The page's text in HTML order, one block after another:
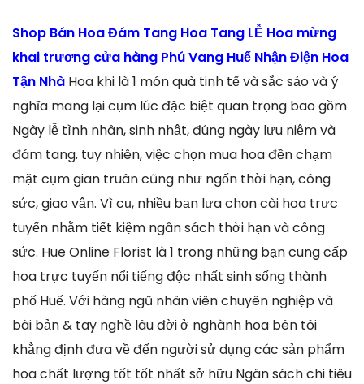
Shop Bán Hoa Đám Tang Hoa Tang LỄ Hoa mừng
khai trương cửa hàng Phú Vang Huế Nhận Điện Hoa
Tận Nhà Hoa khi là 1 món quà tinh tế và sắc sảo và ý
nghĩa mang lại cụm lúc đặc biệt quan trọng bao gồm
Ngày lễ tình nhân, sinh nhật, đúng ngày lưu niệm và
đám tang. tuy nhiên, việc chọn mua hoa đền chạm
mặt cụm gian truân cũng như ngốn thời hạn, công
sức, giao vận. Vì cụ, nhiều bạn lựa chọn cài hoa trực
tuyến nhằm tiết kiệm ngân sách thời hạn và công
sức. Hue Online Florist là 1 trong những bạn cung cấp
hoa trực tuyến nổi tiếng độc nhất sinh sống thành
phố Huế. Với hàng ngũ nhân viên chuyên nghiệp và
bài bản & tay nghề lâu đời ở nghành hoa bên tôi
khẳng định đưa về đến người sử dụng các sản phẩm
hoa chất lượng tốt tốt nhất sở hữu Ngân sách chi tiêu